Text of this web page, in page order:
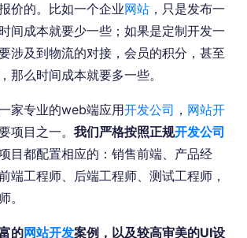
价的。比如一个企业网站 ，只是发布一
间成本就要少一些；如果是定制开发一
涉及到物流的对接，会员的积分，甚至
那么时间成本就要多一些。
家专业的web端应用开发公司 ， 网站开
项目之一。 我们严格按照正规开发公司
目都配置相应的：销售前端、产品经
端工程师、后端工程师、测试工程师，
。
的网站开发案例，以及较高审美的UI设